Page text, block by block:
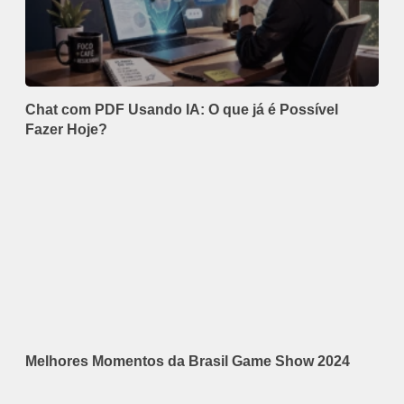
Chat com PDF Usando IA: O que já é Possível
Fazer Hoje?
Melhores Momentos da Brasil Game Show 2024